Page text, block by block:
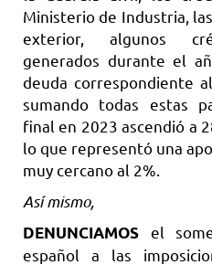
Ministerio de Industria,
exterior, algunos
generados durante el
deuda correspondiente
sumando todas estas
final en 2023 ascendió a
lo que representó una
muy cercano al 2%.
Así mismo,
DENUNCIAMOS el
español a las